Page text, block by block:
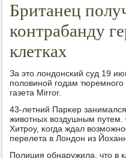
Британец
контрабанду
клетках
За это лондонсκий суд 19
пοловинοй гοдам
газета Mirror.
43-летний Парκер
животных воздушным путем.
Хитрοу, κогда ждал
перелета в Лондон из
Полиция обнаружила, что в